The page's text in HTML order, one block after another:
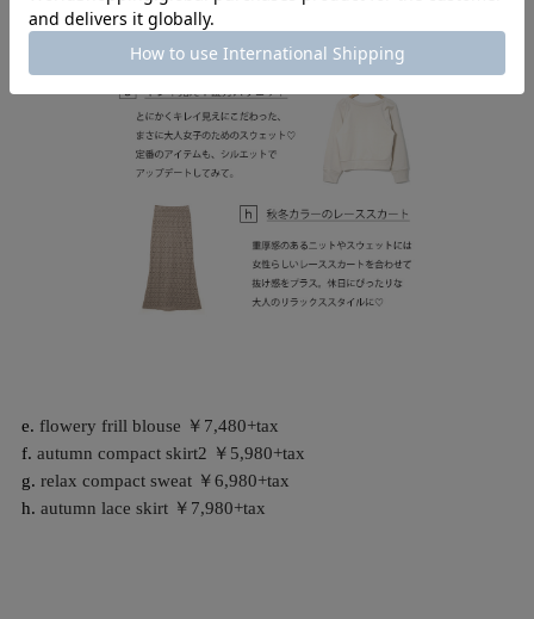
e. flowery frill blouse ￥7,480+tax
f. autumn compact skirt2 ￥5,980+tax
g. relax compact sweat ￥6,980+tax
h. autumn lace skirt ￥7,980+tax